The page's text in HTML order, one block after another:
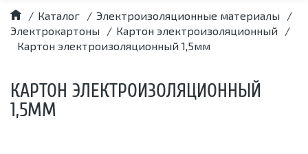
/ Каталог / Электроизоляционные материалы
/
Электрокартоны
/ Картон электроизоляционный
/
Картон электроизоляционный 1,5мм
КАРТОН ЭЛЕКТРОИЗОЛЯЦИОННЫЙ
1,5ММ